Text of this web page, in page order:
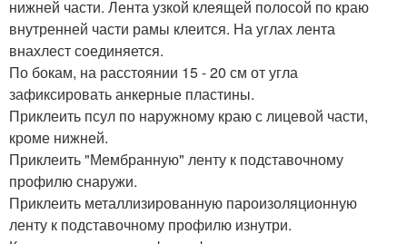
нижней части. Лента узкой клеящей полосой по краю
внутренней части рамы клеится. На углах лента
внахлест соединяется.
По бокам, на расстоянии 15 - 20 см от угла
зафиксировать анкерные пластины.
Приклеить псул по наружному краю с лицевой части,
кроме нижней.
Приклеить "Мембранную" ленту к подставочному
профилю снаружи.
Приклеить металлизированную пароизоляционную
ленту к подставочному профилю изнутри.